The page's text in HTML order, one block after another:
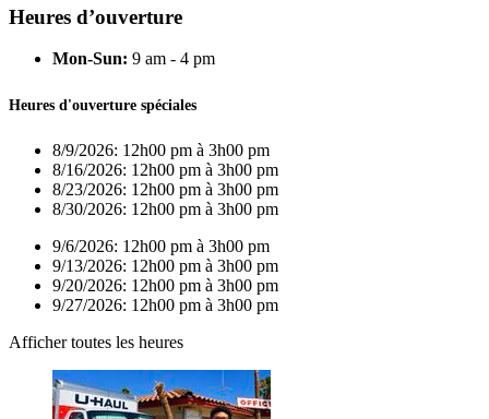
Heures d’ouverture
Mon-Sun: 9 am - 4 pm
Heures d'ouverture spéciales
8/9/2026: 12h00 pm à 3h00 pm
8/16/2026: 12h00 pm à 3h00 pm
8/23/2026: 12h00 pm à 3h00 pm
8/30/2026: 12h00 pm à 3h00 pm
9/6/2026: 12h00 pm à 3h00 pm
9/13/2026: 12h00 pm à 3h00 pm
9/20/2026: 12h00 pm à 3h00 pm
9/27/2026: 12h00 pm à 3h00 pm
Afficher toutes les heures